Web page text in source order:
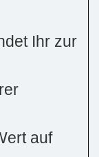
Ihr zur
auf